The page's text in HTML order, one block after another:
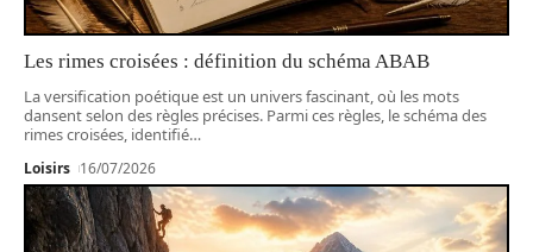
Les rimes croisées : définition du schéma ABAB
La versification poétique est un univers fascinant, où les mots
dansent selon des règles précises. Parmi ces règles, le schéma des
rimes croisées, identifié…
Loisirs 16/07/2026